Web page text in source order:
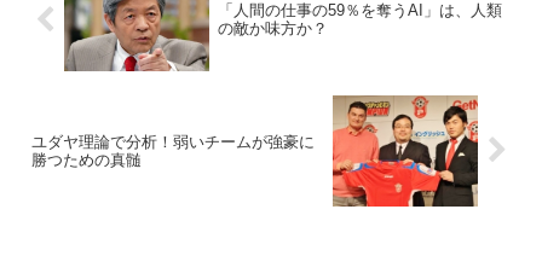
「人間の仕事の59％を奪うAI」は、人類
の敵か味方か？
ユダヤ理論で分析！弱いチームが強豪に
勝つための真髄